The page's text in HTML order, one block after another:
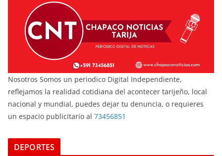
Nosotros Somos un periodico Digital Independiente,
reflejamos la realidad cotidiana del acontecer tarijeño, local
nacional y mundial, puedes dejar tu denuncia, o requieres
un espacio publicitario al 73456851
DEPORTES